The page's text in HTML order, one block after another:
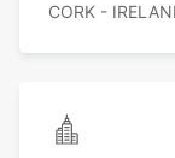
CORK -